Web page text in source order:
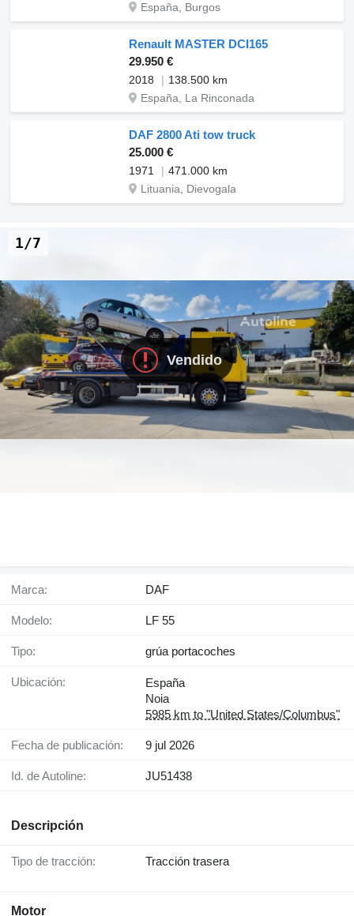
España, Burgos
Renault MASTER DCI165
29.950 €
2018
138.500 km
España, La Rinconada
DAF 2800 Ati tow truck
25.000 €
1971
471.000 km
Lituania, Dievogala
Vendido
1/7
Marca: DAF
Modelo: LF 55
Tipo: grúa portacoches
Ubicación:
España
Noia
5985 km to "United States/Columbus"
Fecha de publicación: 9 jul 2026
Id. de Autoline: JU51438
Descripción
Tipo de tracción: Tracción trasera
Motor